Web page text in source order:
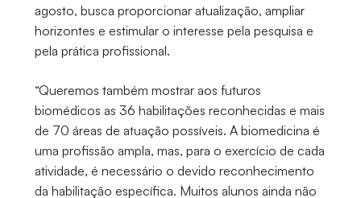
agosto, busca proporcionar atualização, ampliar
horizontes e estimular o interesse pela pesquisa e
pela prática profissional.
“Queremos também mostrar aos futuros
biomédicos as 36 habilitações reconhecidas e mais
de 70 áreas de atuação possíveis. A biomedicina é
uma profissão ampla, mas, para o exercício de cada
atividade, é necessário o devido reconhecimento
da habilitação específica. Muitos alunos ainda não